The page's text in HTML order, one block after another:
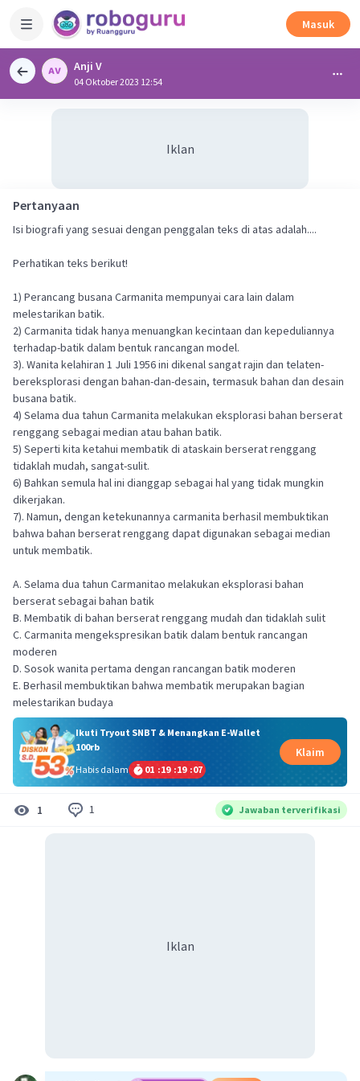
Masuk
Anji V
04 Oktober 2023 12:54
Iklan
Pertanyaan
Isi biografi yang sesuai dengan penggalan teks di atas adalah....
Perhatikan teks berikut!
1) Perancang busana Carmanita mempunyai cara lain dalam
melestarikan batik.
2) Carmanita tidak hanya menuangkan kecintaan dan kepeduliannya
terhadap-batik dalam bentuk rancangan model.
3). Wanita kelahiran 1 Juli 1956 ini dikenal sangat rajin dan telaten-
bereksplorasi dengan bahan-dan-desain, termasuk bahan dan desain
busana batik.
4) Selama dua tahun Carmanita melakukan eksplorasi bahan berserat
renggang sebagai median atau bahan batik.
5) Seperti kita ketahui membatik di ataskain berserat renggang
tidaklah mudah, sangat-sulit.
6) Bahkan semula hal ini dianggap sebagai hal yang tidak mungkin
dikerjakan.
7). Namun, dengan ketekunannya carmanita berhasil membuktikan
bahwa bahan berserat renggang dapat digunakan sebagai median
untuk membatik.
A. Selama dua tahun Carmanitao melakukan eksplorasi bahan
berserat sebagai bahan batik
B. Membatik di bahan berserat renggang mudah dan tidaklah sulit
C. Carmanita mengekspresikan batik dalam bentuk rancangan
moderen
D. Sosok wanita pertama dengan rancangan batik moderen
E. Berhasil membuktikan bahwa membatik merupakan bagian
melestarikan budaya
Ikuti Tryout SNBT & Menangkan E-Wallet
100rb
Habis dalam
01 :19 :19 :07
Klaim
1 1 Jawaban terverifikasi
Iklan